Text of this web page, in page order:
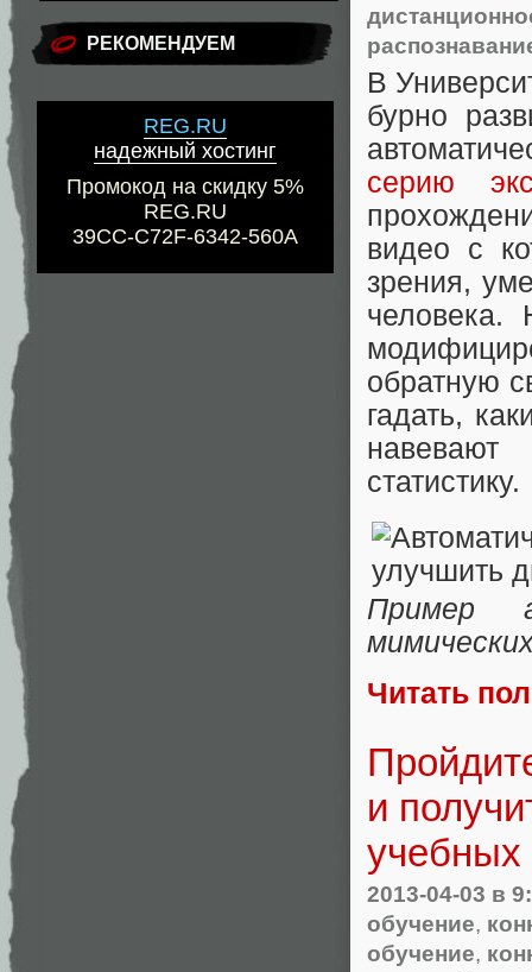
РЕКОМЕНДУЕМ
REG.RU
надежный хостинг
Промокод на скидку 5%
REG.RU
39CC-C72F-6342-560A
В
бурно
серию
видео с
зрения,
человека.
обратную
гадать,
навевают
статистику.
Пример
Читать
и
учебных
2013-04-03 в
обучение,
обучение,